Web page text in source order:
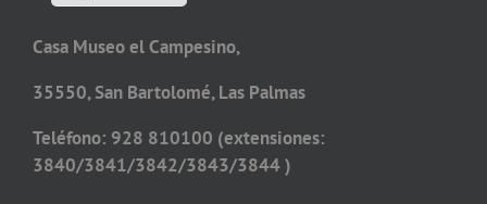
Casa Museo el Campesino,
35550, San Bartolomé, Las Palmas
Teléfono: 928 810100 (extensiones:
3840/3841/3842/3843/3844 )